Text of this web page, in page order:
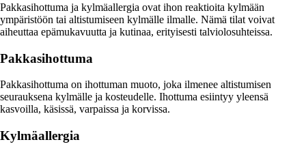
Pakkasihottuma ja kylmäallergia ovat ihon reaktioita kylmään
ympäristöön tai altistumiseen kylmälle ilmalle. Nämä tilat voivat
aiheuttaa epämukavuutta ja kutinaa, erityisesti talviolosuhteissa.
Pakkasihottuma
Pakkasihottuma on ihottuman muoto, joka ilmenee altistumisen
seurauksena kylmälle ja kosteudelle. Ihottuma esiintyy yleensä
kasvoilla, käsissä, varpaissa ja korvissa.
Kylmäallergia